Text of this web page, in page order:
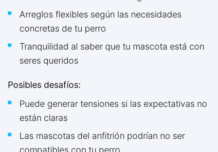
Arreglos flexibles según las necesidades
concretas de tu perro
Tranquilidad al saber que tu mascota está con
seres queridos
Posibles desafíos:
Puede generar tensiones si las expectativas no
están claras
Las mascotas del anfitrión podrían no ser